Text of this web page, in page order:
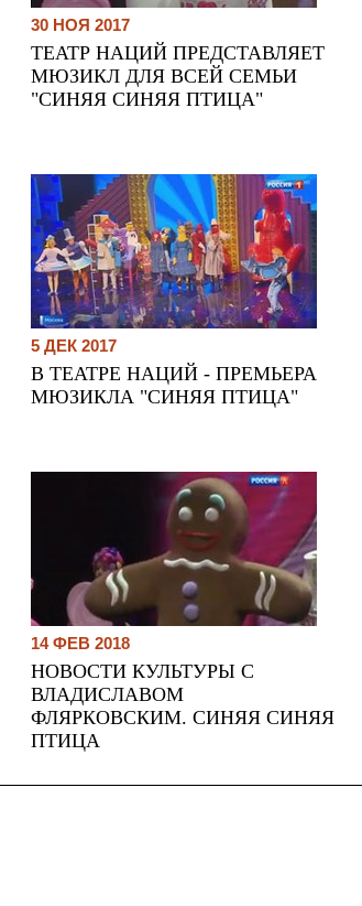
30 НОЯ 2017
ТЕАТР НАЦИЙ ПРЕДСТАВЛЯЕТ
МЮЗИКЛ ДЛЯ ВСЕЙ СЕМЬИ
"СИНЯЯ СИНЯЯ ПТИЦА"
5 ДЕК 2017
В ТЕАТРЕ НАЦИЙ - ПРЕМЬЕРА
МЮЗИКЛА "СИНЯЯ ПТИЦА"
14 ФЕВ 2018
НОВОСТИ КУЛЬТУРЫ С
ВЛАДИСЛАВОМ
ФЛЯРКОВСКИМ. СИНЯЯ СИНЯЯ
ПТИЦА